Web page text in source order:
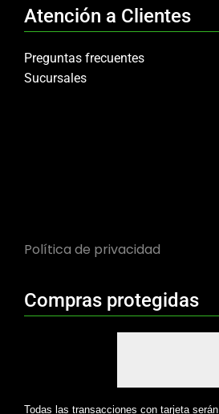
Atención a Clientes
Preguntas frecuentes
Sucursales
Política de privacidad
Compras protegidas
Todas las transacciones con tarjeta serán